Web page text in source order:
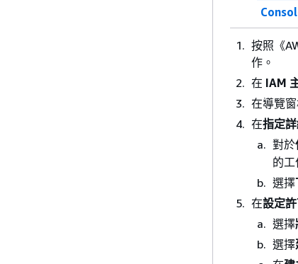
按照《
作。
在 IAM
在導覽
在指定
對於
的工
選擇
在設定
選擇
選擇